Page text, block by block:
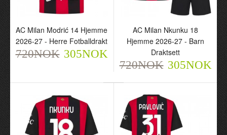
AC Milan Modrić 14 Hjemme
2026-27 - Herre Fotballdrakt
720NOK 305NOK
AC Milan Nkunku 18
Hjemme 2026-27 - Barn
Draktsett
720NOK 305NOK